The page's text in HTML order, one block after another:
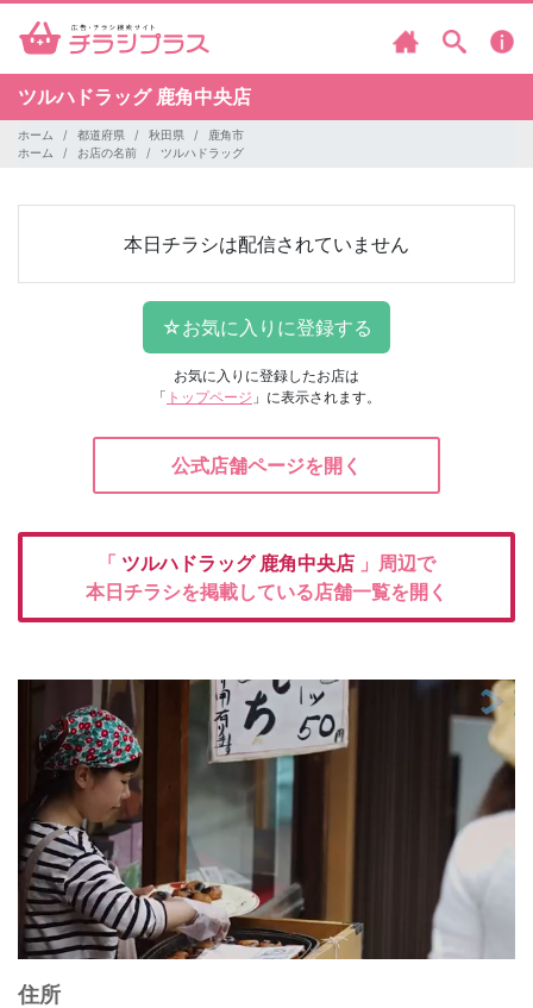
ツルハドラッグ 鹿角中央店
ホーム 都道府県 秋田県
鹿角市
ホーム
お店の名前 ツルハドラッグ
本日チラシは配信されていません
お気に入りに登録したお店は
「 トップページ 」に表示されます。
公式店舗ページを開く
「 ツルハドラッグ 鹿角中央店 」周辺で
本日チラシを掲載している店舗一覧を開く
住所